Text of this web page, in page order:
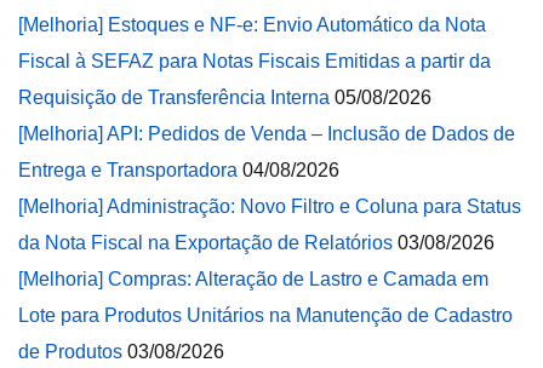
[Melhoria] Estoques e NF-e: Envio Automático da Nota
Fiscal à SEFAZ para Notas Fiscais Emitidas a partir da
Requisição de Transferência Interna 05/08/2026
[Melhoria] API: Pedidos de Venda – Inclusão de Dados de
Entrega e Transportadora 04/08/2026
[Melhoria] Administração: Novo Filtro e Coluna para Status
da Nota Fiscal na Exportação de Relatórios 03/08/2026
[Melhoria] Compras: Alteração de Lastro e Camada em
Lote para Produtos Unitários na Manutenção de Cadastro
de Produtos 03/08/2026